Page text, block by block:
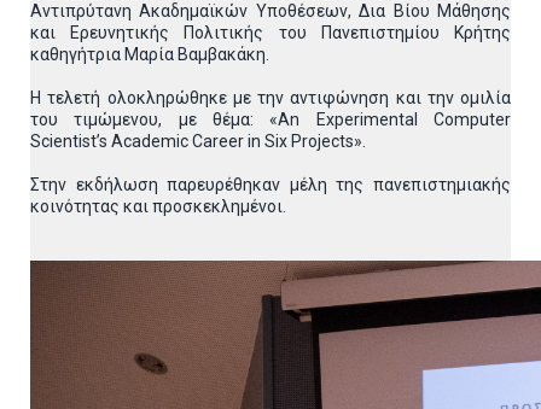
Αντιπρύτανη Ακαδημαϊκών Υποθέσεων, Δια Βίου Μάθησης
και Ερευνητικής Πολιτικής του Πανεπιστημίου Κρήτης
καθηγήτρια Μαρία Βαμβακάκη.
Η τελετή ολοκληρώθηκε με την αντιφώνηση και την ομιλία
του τιμώμενου, με θέμα: «An Experimental Computer
Scientist’s Academic Career in Six Projects».
Στην εκδήλωση παρευρέθηκαν μέλη της πανεπιστημιακής
κοινότητας και προσκεκλημένοι.